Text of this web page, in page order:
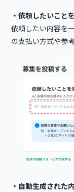
・依頼したいこと
依頼したい内容を
の支払い方式や参
・自動生成された